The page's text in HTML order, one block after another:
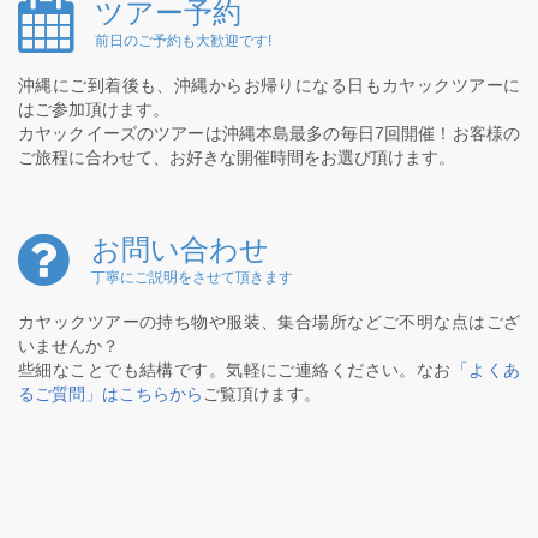
ツアー予約
前日のご予約も大歓迎です!
沖縄にご到着後も、沖縄からお帰りになる日もカヤックツアーに
はご参加頂けます。
カヤックイーズのツアーは沖縄本島最多の毎日7回開催！お客様の
ご旅程に合わせて、お好きな開催時間をお選び頂けます。
お問い合わせ
丁寧にご説明をさせて頂きます
カヤックツアーの持ち物や服装、集合場所などご不明な点はござ
いませんか？
些細なことでも結構です。気軽にご連絡ください。なお
「よくあ
るご質問」はこちらから ご覧頂けます。